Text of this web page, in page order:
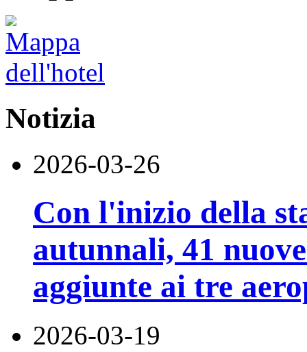
Notizia
2026-03-26
Con l'inizio della
autunnali, 41
aggiunte ai tre
2026-03-19